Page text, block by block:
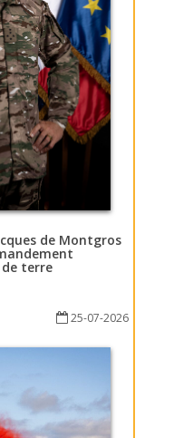
de Montgros
de terre
25-07-2026